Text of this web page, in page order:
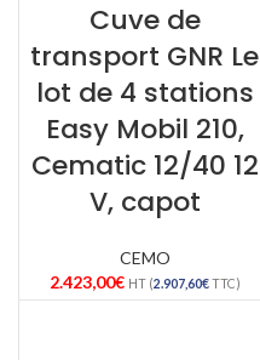
Cuve de
transport GNR Le
lot de 4 stations
Easy Mobil 210,
Cematic 12/40 12
V, capot
CEMO
2.423,00€ HT (2.907,60€TTC)